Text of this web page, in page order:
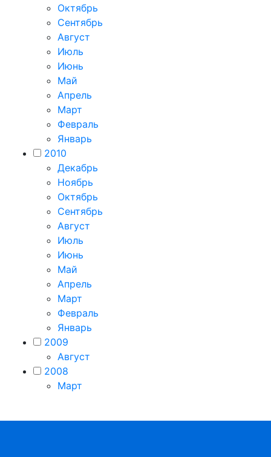
Октябрь
Сентябрь
Август
Июль
Июнь
Май
Апрель
Март
Февраль
Январь
2010
Декабрь
Ноябрь
Октябрь
Сентябрь
Август
Июль
Июнь
Май
Апрель
Март
Февраль
Январь
2009
Август
2008
Март